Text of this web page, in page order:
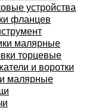
устройства
фланцев
малярные
торцевые
и воротки
малярные